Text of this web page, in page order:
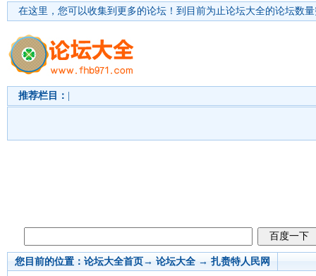
在这里，您可以收集到更多的论坛！ 到目前为止论坛大全的论坛数
推荐栏目：
您目前的位置： 论坛大全首页→ 论坛大全 → 扎赉特人民网